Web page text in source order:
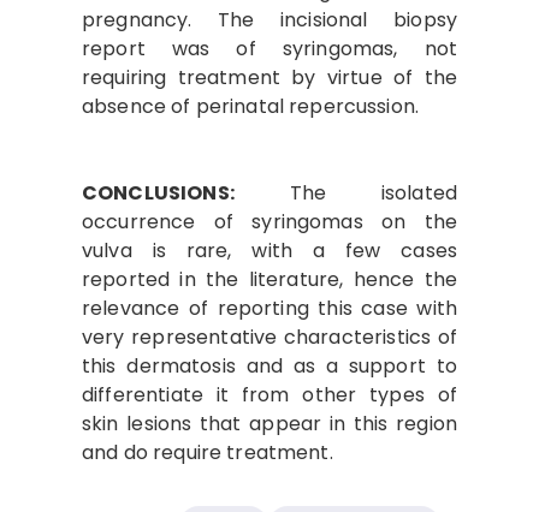
pregnancy. The incisional biopsy
report was of syringomas, not
requiring treatment by virtue of the
absence of perinatal repercussion.
CONCLUSIONS:The isolated
occurrence of syringomas on the
vulva is rare, with a few cases
reported in the literature, hence the
relevance of reporting this case with
very representative characteristics of
this dermatosis and as a support to
differentiate it from other types of
skin lesions that appear in this region
and do require treatment.